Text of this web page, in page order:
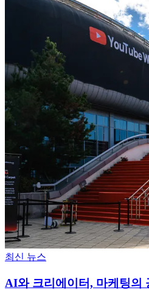
최신 뉴스
AI와 크리에이터, 마케팅의